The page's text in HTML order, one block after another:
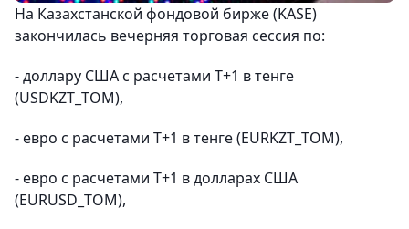
На Казахстанской фондовой бирже (KASE)
закончилась вечерняя торговая сессия по:
- доллару США с расчетами Т+1 в тенге
(USDKZT_TOM),
- евро с расчетами Т+1 в тенге (EURKZT_TOM),
- евро с расчетами Т+1 в долларах США
(EURUSD_TOM),